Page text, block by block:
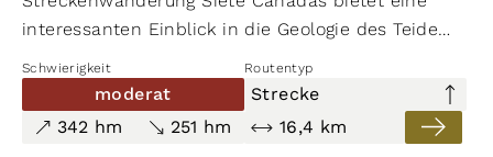
interessanten Einblick in die Geologie des Teide
Portillo
auf den Blauen Teide-Natternkopf, die
riesigen roten Tanijasten (Wildprets Roter
Natternkopf) siedeln in den unteren Bereichen der
Schwierigkeit Routentyp
moderat
Strecke
342 hm
251 hm 16,4 km